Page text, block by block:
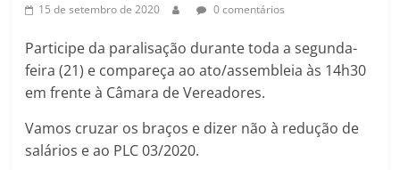
15 de setembro de 2020 0 comentários
Participe da paralisação durante toda a segunda-
feira (21) e compareça ao ato/assembleia às 14h30
em frente à Câmara de Vereadores.
Vamos cruzar os braços e dizer não à redução de
salários e ao PLC 03/2020.